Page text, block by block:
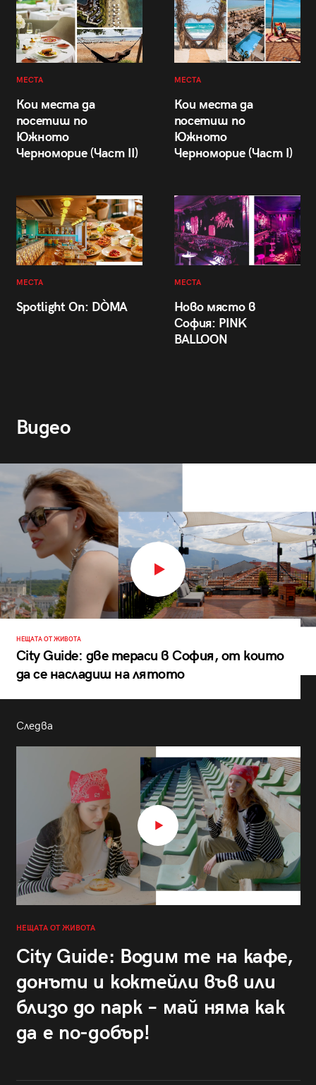
МЕСТА
Кои места да
посетиш по
Южното
Черноморие (Част II)
МЕСТА
Кои места да
посетиш по
Южното
Черноморие (Част I)
МЕСТА
Spotlight On: DÒMA
МЕСТА
Ново място в
София: PINK
BALLOON
Видео
НЕЩАТА ОТ ЖИВОТА
City Guide: две тераси в София, от които
да се насладиш на лятото
Следва
НЕЩАТА ОТ ЖИВОТА
City Guide: Водим те на кафе,
донъти и коктейли във или
близо до парк – май няма как
да е по-добър!